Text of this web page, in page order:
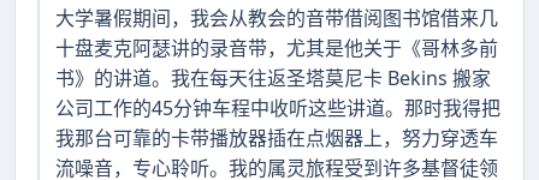
大学暑假期间，我会从教会的音带借阅图书馆借来几
十盘麦克阿瑟讲的录音带，尤其是他关于《哥林多前
书》的讲道。我在每天往返圣塔莫尼卡 Bekins 搬家
公司工作的45分钟车程中收听这些讲道。那时我得把
我那台可靠的卡带播放器插在点烟器上，努力穿透车
流噪音，专心聆听。我的属灵旅程受到许多基督徒领